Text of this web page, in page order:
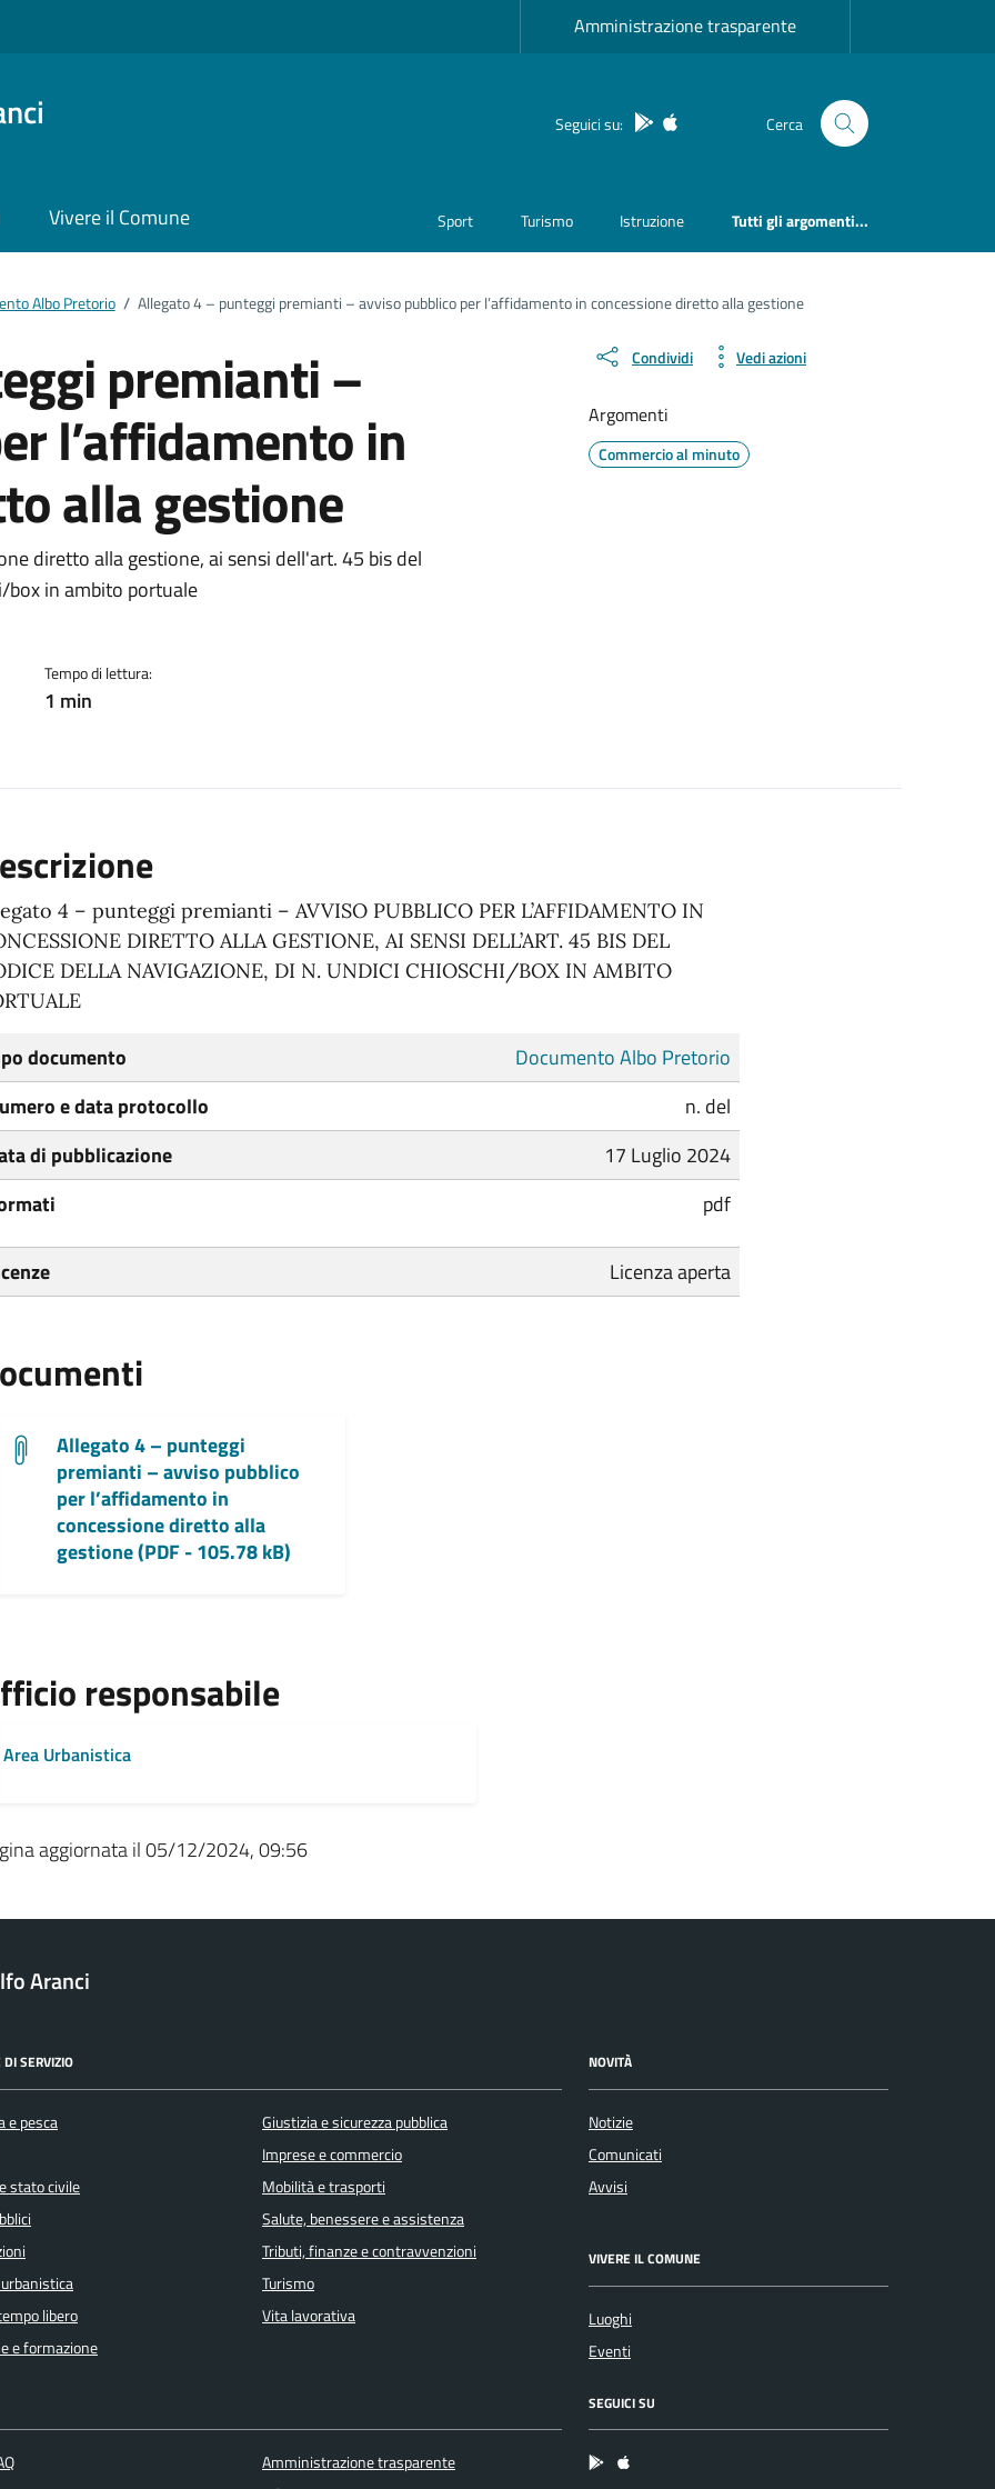
Amministrazione trasparente
Seguici su: App Android
App IOS Cerca
Vivere il Comune Sport Turismo Istruzione Tutti gli argomenti...
Albo Pretorio / Allegato 4 – punteggi premianti – avviso pubblico per l’affidamento in concessione diretto alla gestione
premianti –
l’affidamento in
alla gestione
diretto alla gestione, ai sensi dell'art. 45 bis del
box in ambito portuale
Tempo di lettura:
1 min
Condividi Vedi azioni
Argomenti
Commercio al minuto
4 – punteggi premianti – AVVISO PUBBLICO PER L’AFFIDAMENTO IN
DIRETTO ALLA GESTIONE, AI SENSI DELL’ART. 45 BIS DEL
DELLA NAVIGAZIONE, DI N. UNDICI CHIOSCHI/BOX IN AMBITO
documento
Documento Albo Pretorio
e data protocollo
n. del
di pubblicazione
17 Luglio 2024
pdf
Licenza aperta
Allegato 4 – punteggi
premianti – avviso pubblico
per l’affidamento in
concessione diretto alla
gestione (PDF - 105.78 kB)
responsabile
Area Urbanistica
aggiornata il 05/12/2024, 09:56
Aranci
DI SERVIZIO
e pesca
stato civile
libero
e formazione
Giustizia e sicurezza pubblica
Imprese e commercio
Mobilità e trasporti
Salute, benessere e assistenza
Tributi, finanze e contravvenzioni
Turismo
Vita lavorativa
NOVITÀ
Notizie
Comunicati
Avvisi
VIVERE IL COMUNE
Luoghi
Eventi
Amministrazione trasparente
SEGUICI SU
App Android
App IOS